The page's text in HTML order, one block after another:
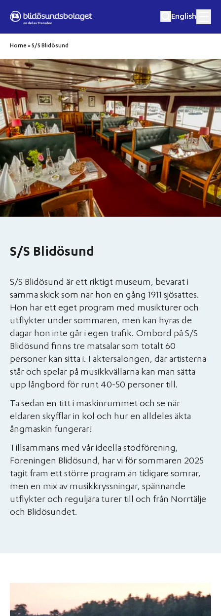
English
Matkryssningar
Musik och matkryssningar
Utflykter
Eget event
Destinationer
Om oss
Home »S/S Blidösund
S/S Blidösund
S/S Blidösund är ett riktigt museum, bevarat i
samma skick som när hon en gång 1911 sjösattes.
Hon har ett eget program med musikturer och
utflykter under sommaren, men kan hyras de
dagar hon inte går i egen trafik. Ombord på S/S
Blidösund finns tre matsalar som totalt 60
personer kan sitta i. I aktersalongen, där artisterna
står och spelar på musikkvällarna kan man sätta
upp långbord för runt 40-50 personer till.
Ta sedan en titt i maskinrummet och se när
eldaren skyfflar in kol och hur en alldeles äkta
ångmaskin fungerar!
Tillsammans med vår ideella stödförening,
Föreningen Blidösund, har vi för sommaren 2025
tagit fram ett större program än tidigare somrar,
men en mix av musikkryssningar, spännande
utflykter och reguljära turer till och från Norrtälje
och Blidösundet.